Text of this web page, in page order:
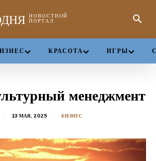
НОВОСТНОЙ
ПОРТАЛ
КРАСОТА ИГРЫ
менеджмент
13 МАЯ, 2025 БИЗНЕС